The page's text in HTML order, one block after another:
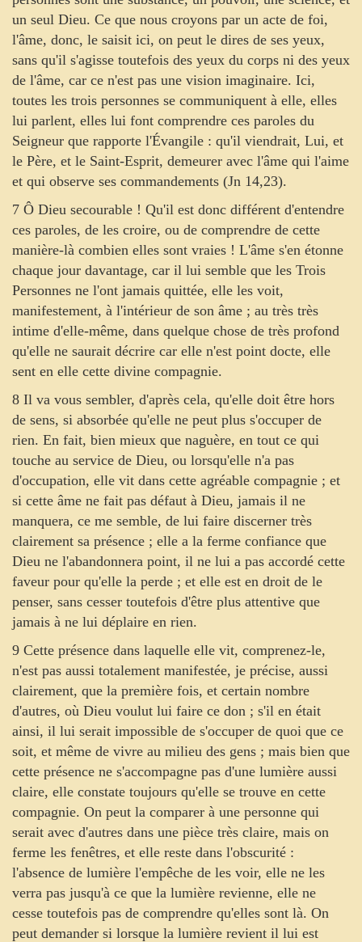
un seul Dieu. Ce que nous croyons par un acte de foi,
l'âme, donc, le saisit ici, on peut le dires de ses yeux,
sans qu'il s'agisse toutefois des yeux du corps ni des yeux
de l'âme, car ce n'est pas une vision imaginaire. Ici,
toutes les trois personnes se communiquent à elle, elles
lui parlent, elles lui font comprendre ces paroles du
Seigneur que rapporte l'Évangile : qu'il viendrait, Lui, et
le Père, et le Saint-Esprit, demeurer avec l'âme qui l'aime
et qui observe ses commandements (Jn 14,23).
7 Ô Dieu secourable ! Qu'il est donc différent d'entendre
ces paroles, de les croire, ou de comprendre de cette
manière-là combien elles sont vraies ! L'âme s'en étonne
chaque jour davantage, car il lui semble que les Trois
Personnes ne l'ont jamais quittée, elle les voit,
manifestement, à l'intérieur de son âme ; au très très
intime d'elle-même, dans quelque chose de très profond
qu'elle ne saurait décrire car elle n'est point docte, elle
sent en elle cette divine compagnie.
8 Il va vous sembler, d'après cela, qu'elle doit être hors
de sens, si absorbée qu'elle ne peut plus s'occuper de
rien. En fait, bien mieux que naguère, en tout ce qui
touche au service de Dieu, ou lorsqu'elle n'a pas
d'occupation, elle vit dans cette agréable compagnie ; et
si cette âme ne fait pas défaut à Dieu, jamais il ne
manquera, ce me semble, de lui faire discerner très
clairement sa présence ; elle a la ferme confiance que
Dieu ne l'abandonnera point, il ne lui a pas accordé cette
faveur pour qu'elle la perde ; et elle est en droit de le
penser, sans cesser toutefois d'être plus attentive que
jamais à ne lui déplaire en rien.
9 Cette présence dans laquelle elle vit, comprenez-le,
n'est pas aussi totalement manifestée, je précise, aussi
clairement, que la première fois, et certain nombre
d'autres, où Dieu voulut lui faire ce don ; s'il en était
ainsi, il lui serait impossible de s'occuper de quoi que ce
soit, et même de vivre au milieu des gens ; mais bien que
cette présence ne s'accompagne pas d'une lumière aussi
claire, elle constate toujours qu'elle se trouve en cette
compagnie. On peut la comparer à une personne qui
serait avec d'autres dans une pièce très claire, mais on
ferme les fenêtres, et elle reste dans l'obscurité :
l'absence de lumière l'empêche de les voir, elle ne les
verra pas jusqu'à ce que la lumière revienne, elle ne
cesse toutefois pas de comprendre qu'elles sont là. On
peut demander si lorsque la lumière revient il lui est